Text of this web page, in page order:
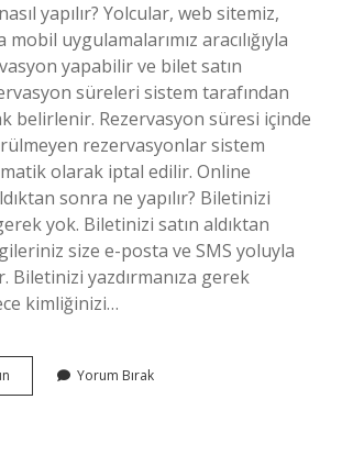
yapılır? Yolcular, web sitemiz,
uygulamalarımız aracılığıyla
yapabilir ve bilet satın
süreleri sistem tarafından
belirlenir. Rezervasyon süresi içinde
rezervasyonlar sistem
olarak iptal edilir. Online
sonra ne yapılır? Biletinizi
yok. Biletinizi satın aldıktan
size e-posta ve SMS yoluyla
Biletinizi yazdırmanıza gerek
kimliğinizi…
Koç
Yorum Bırak